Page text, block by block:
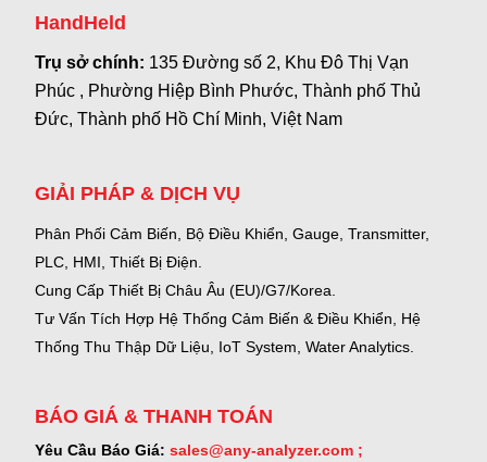
HandHeld
Trụ sở chính: 135 Đường số 2, Khu Đô Thị Vạn
Phúc , Phường Hiệp Bình Phước, Thành phố Thủ
Đức, Thành phố Hồ Chí Minh, Việt Nam
GIẢI PHÁP & DỊCH VỤ
Phân Phối Cảm Biến, Bộ Điều Khiển, Gauge, Transmitter,
PLC, HMI, Thiết Bị Điện.
Cung Cấp Thiết Bị Châu Âu (EU)/G7/Korea.
Tư Vấn Tích Hợp Hệ Thống Cảm Biến & Điều Khiển, Hệ
Thống Thu Thập Dữ Liệu, IoT System, Water Analytics.
BÁO GIÁ & THANH TOÁN
Yêu Cầu Báo Giá: sales@any-analyzer.com ;